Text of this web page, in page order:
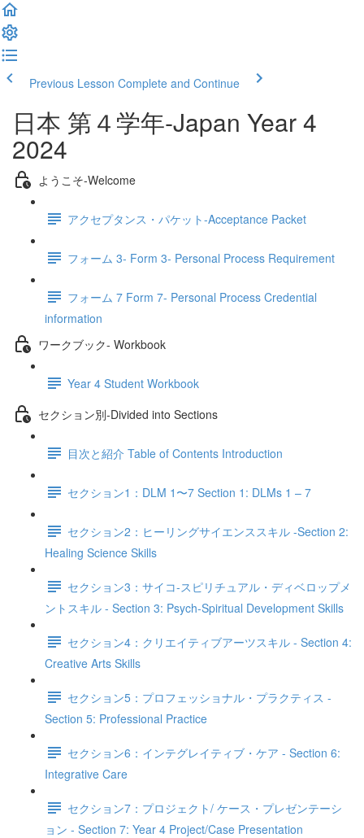
Previous Lesson Complete and Continue
日本 第４学年‐Japan Year 4
2024
ようこそ‐Welcome
アクセプタンス・パケット‐Acceptance Packet
フォーム 3- Form 3- Personal Process Requirement
フォーム 7 Form 7- Personal Process Credential
information
ワークブック- Workbook
Year 4 Student Workbook
セクション別‐Divided into Sections
目次と紹介 Table of Contents Introduction
セクション1：DLM 1〜7 Section 1: DLMs 1 – 7
セクション2：ヒーリングサイエンススキル -Section 2:
Healing Science Skills
セクション3：サイコ‐スピリチュアル・ディベロップメ
ントスキル - Section 3: Psych-Spiritual Development Skills
セクション4：クリエイティブアーツスキル - Section 4:
Creative Arts Skills
セクション5：プロフェッショナル・プラクティス -
Section 5: Professional Practice
セクション6：インテグレイティブ・ケア - Section 6:
Integrative Care
セクション7：プロジェクト/ ケース・プレゼンテーシ
ョン - Section 7: Year 4 Project/Case Presentation